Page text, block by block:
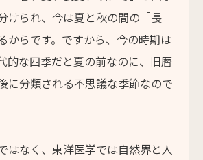
けられ、今は夏と秋の間の「長
からです。ですから、今の時期は
的な四季だと夏の前なのに、旧暦
に分類される不思議な季節なので
はなく、東洋医学では自然界と人